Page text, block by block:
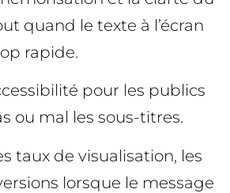
quand le texte à l’écran
rapide.
pour les publics
ou mal les sous-titres.
taux de visualisation, les
lorsque le message